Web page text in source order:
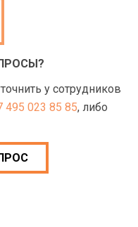
у сотрудников
495 023 85 85, либо